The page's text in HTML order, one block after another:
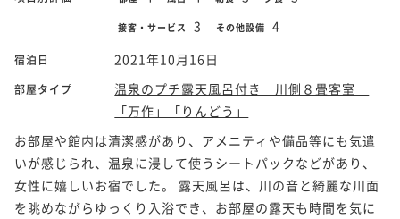
接客・サービス 3 その他設備 4
宿泊日 2021年10月16日
部屋タイプ
温泉のプチ露天風呂付き 川側８畳客室
「万作」「りんどう」
お部屋や館内は清潔感があり、アメニティや備品等にも気遣
いが感じられ、温泉に浸して使うシートパックなどがあり、
女性に嬉しいお宿でした。 露天風呂は、川の音と綺麗な川面
を眺めながらゆっくり入浴でき、お部屋の露天も時間を気に